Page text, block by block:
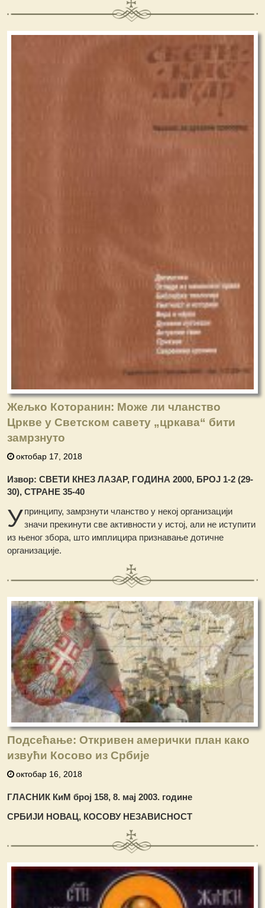
Жељко Которанин: Може ли чланство
Цркве у Светском савету „цркава“ бити
замрзнуто
октобар 17, 2018
Извор: СВЕТИ КНЕЗ ЛАЗАР, ГОДИНА 2000, БРОЈ 1-2 (29-
30), СТРАНЕ 35-40
Упринципу, замрзнути чланство у некој организацији
значи прекинути све активности у истој, али не иступити
из њеног збора, што имплицира признавање дотичне
организације.
Подсећање: Откривен амерички план како
извући Косово из Србије
октобар 16, 2018
ГЛАСНИК КиМ број 158, 8. мај 2003. године
СРБИЈИ НОВАЦ, КОСОВУ НЕЗАВИСНОСТ